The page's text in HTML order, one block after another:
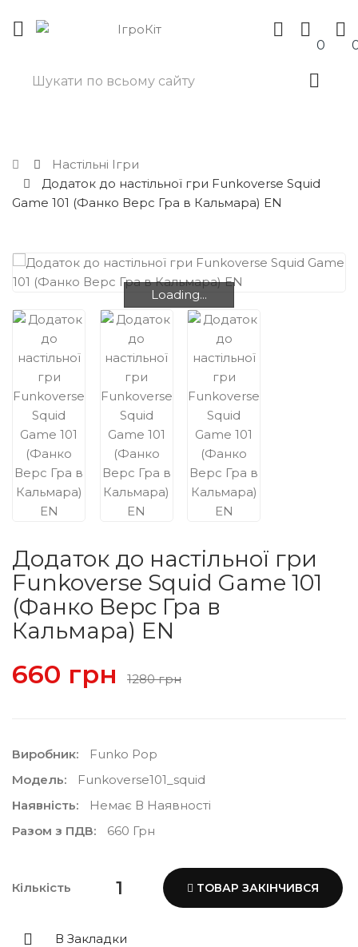
0
Настільні Ігри
Додаток до настільної гри Funkoverse Squid
Game 101 (Фанко Верс Гра в Кальмара) EN
Loading...
Loading...
Додаток до настільної гри
Funkoverse Squid Game 101
(Фанко Верс Гра в
Кальмара) EN
660 грн 1280 грн
Виробник:
Funko Pop
Модель:
Funkoverse101_squid
Наявність:
Немає В Наявності
Разом з ПДВ:
660 Грн
Кількість ТОВАР ЗАКІНЧИВСЯ
В Закладки